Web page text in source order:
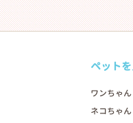
ペット
ワンちゃん
ネコちゃん